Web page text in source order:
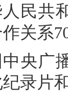
人民
关系
中央
录片